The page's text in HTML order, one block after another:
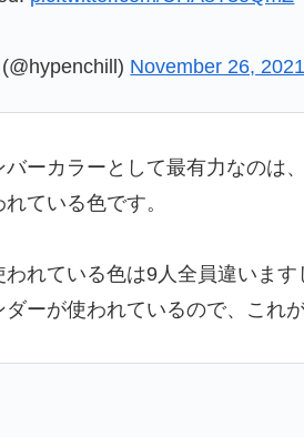
November 26, 2021
バーカラーとして最有力なのは
ている色です。
れている色は9人全員違いま
ーが使われているので、これ